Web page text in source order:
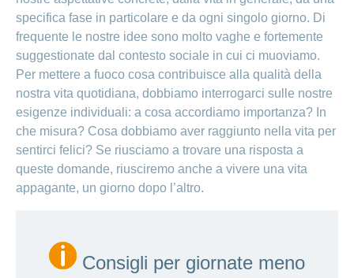
specifica fase in particolare e da ogni singolo giorno. Di
frequente le nostre idee sono molto vaghe e fortemente
suggestionate dal contesto sociale in cui ci muoviamo.
Per mettere a fuoco cosa contribuisce alla qualità della
nostra vita quotidiana, dobbiamo interrogarci sulle nostre
esigenze individuali: a cosa accordiamo importanza? In
che misura? Cosa dobbiamo aver raggiunto nella vita per
sentirci felici? Se riusciamo a trovare una risposta a
queste domande, riusciremo anche a vivere una vita
appagante, un giorno dopo l’altro.
Consigli per giornate meno